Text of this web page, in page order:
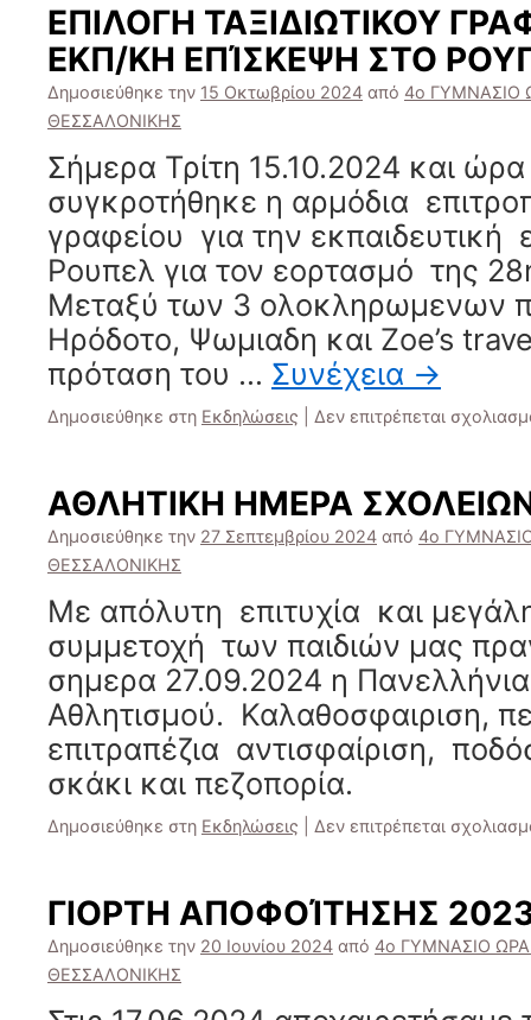
ΕΠΙΛΟΓΗ ΤΑΞΙΔΙΩΤΙΚΟΥ
ΕΚΠ/ΚΗ ΕΠΊΣΚΕΨΗ ΣΤΟ
Δημοσιεύθηκε την 15 Οκτωβρίου 2024 από 4ο ΓΥΜΝΑΣΙΟ
ΘΕΣΣΑΛΟΝΙΚΗΣ
Σήμερα Τρίτη 15.10.2024 και
συγκροτήθηκε η αρμόδια
γραφείου για την εκπαιδευτική
Ρουπελ για τον εορτασμό της
Μεταξύ των 3 ολοκληρωμενων
Ηρόδοτο, Ψωμιαδη και Zoe’s
πρόταση του … Συνέχεια →
Δημοσιεύθηκε στη Εκδηλώσεις Δεν επιτρέπεται
ΑΘΛΗΤΙΚΗ ΗΜΕΡΑ
Δημοσιεύθηκε την 27 Σεπτεμβρίου 2024 από 4ο
ΘΕΣΣΑΛΟΝΙΚΗΣ
Με απόλυτη επιτυχία και
συμμετοχή των παιδιών μας
σημερα 27.09.2024 η
Αθλητισμού. Καλαθοσφαιριση,
επιτραπέζια αντισφαίριση,
σκάκι και πεζοπορία.
Δημοσιεύθηκε στη Εκδηλώσεις Δεν επιτρέπεται
ΓΙΟΡΤΗ ΑΠΟΦΟΊΤΗΣΗΣ
Δημοσιεύθηκε την 20 Ιουνίου 2024 από 4ο ΓΥΜΝΑΣΙΟ
ΘΕΣΣΑΛΟΝΙΚΗΣ